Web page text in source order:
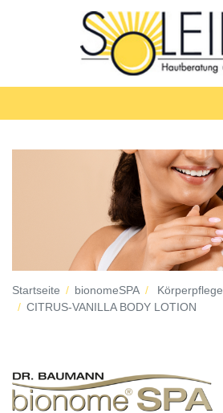
Startseite bionomeSPA
Körperpflege
CITRUS-VANILLA BODY LOTION